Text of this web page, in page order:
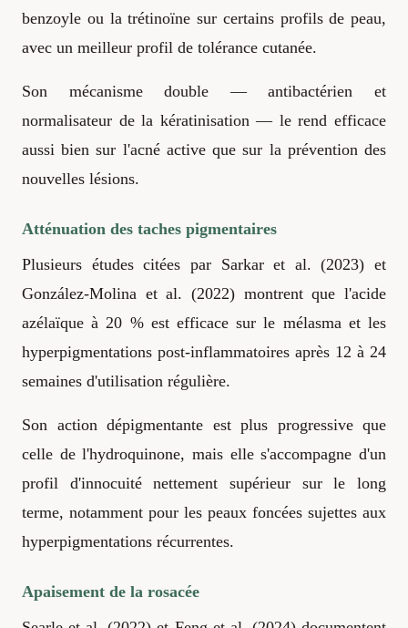
benzoyle ou la trétinoïne sur certains profils de peau,
avec un meilleur profil de tolérance cutanée.
Son mécanisme double — antibactérien et
normalisateur de la kératinisation — le rend efficace
aussi bien sur l'acné active que sur la prévention des
nouvelles lésions.
Atténuation des taches pigmentaires
Plusieurs études citées par Sarkar et al. (2023) et
González-Molina et al. (2022) montrent que l'acide
azélaïque à 20 % est efficace sur le mélasma et les
hyperpigmentations post-inflammatoires après 12 à 24
semaines d'utilisation régulière.
Son action dépigmentante est plus progressive que
celle de l'hydroquinone, mais elle s'accompagne d'un
profil d'innocuité nettement supérieur sur le long
terme, notamment pour les peaux foncées sujettes aux
hyperpigmentations récurrentes.
Apaisement de la rosacée